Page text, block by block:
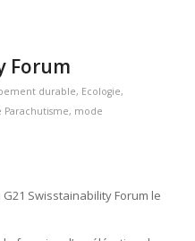
Forum
durable, Ecologie,
Parachutisme, mode
G21 Swisstainability Forum le